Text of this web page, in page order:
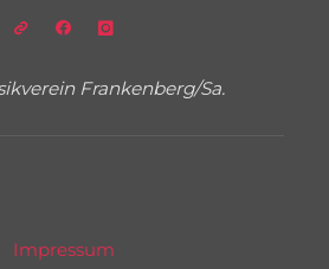
Frankenberg/Sa.
Impressum